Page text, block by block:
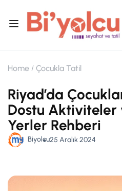
Home Çocukla Tatil
Riyad’da
Dostu Aktiviteler
Yerler Rehberi
Biyolcu25 Aralık 2024